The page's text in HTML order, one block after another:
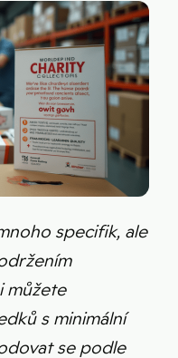
specifik, ale
můžete
s minimální
se podle